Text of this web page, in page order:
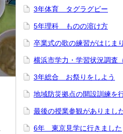
3年体育 タグラグビー
5年理科 ものの溶け方
卒業式の歌の練習がはじま
横浜市学力・学習状況調査
3年総合 お祭りをしよう
地域防災拠点の開設訓練を
最後の授業参観がありまし
6年 東京見学に行きました